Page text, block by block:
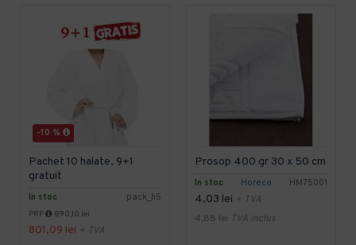
-10 %
In stoc pack_h5
Pachet 10 halate, 9+1
gratuit
PRP 890,10 lei
801,09 lei + TVA
In stoc Horeca HM75001
Prosop 400 gr 30 x 50 cm
4,03 lei + TVA
4,88 lei TVA inclus